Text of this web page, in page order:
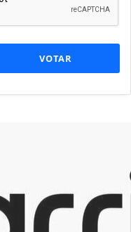
VOTAR